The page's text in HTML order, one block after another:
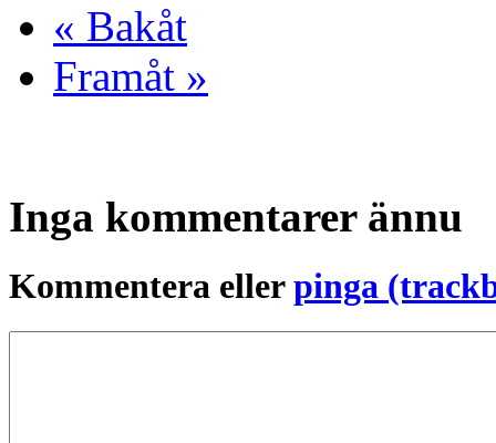
« Bakåt
Framåt »
Inga kommentarer ännu
Kommentera ellerpinga